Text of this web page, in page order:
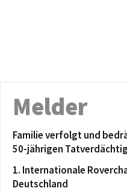
Melder
Familie verfolgt und
50-jährigen
1. Internationale
Deutschland